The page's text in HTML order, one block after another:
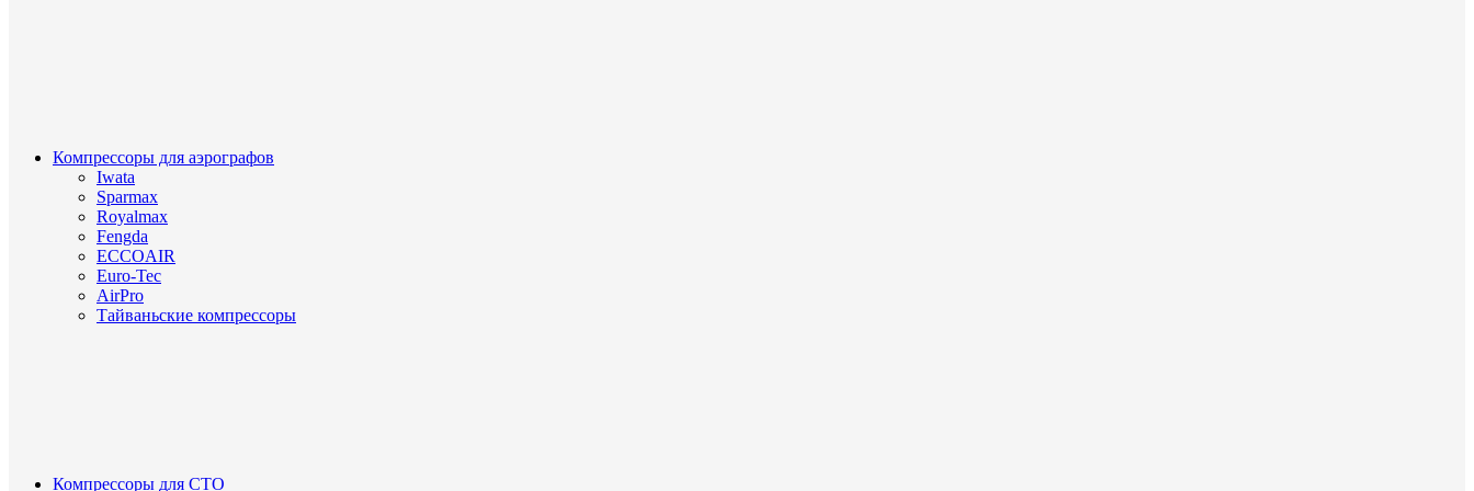
Компрессоры для аэрографов
Iwata
Sparmax
Royalmax
Fengda
ECCOAIR
Euro-Tec
AirPro
Тайваньские компрессоры
Компрессоры для СТО